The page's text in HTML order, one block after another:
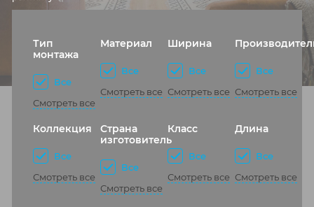
Тип
монтажа
Все
Смотреть все
Материал
Все
Смотреть все
Ширина
Все
Смотреть все
Все
Смотреть все
Коллекция
Все
Смотреть все
Страна
изготовитель
Все
Смотреть все
Класс
Все
Смотреть все
Длина
Все
Смотреть все